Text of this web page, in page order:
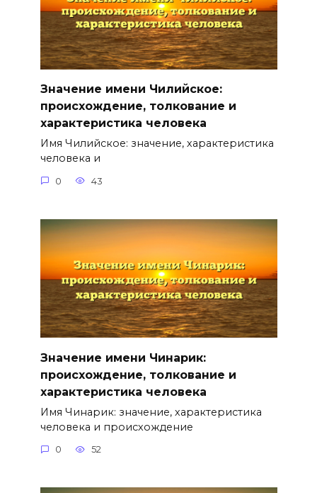
Значение имени Чилийское:
происхождение, толкование и
характеристика человека
Имя Чилийское: значение, характеристика
человека и
0 43
Значение имени Чинарик:
происхождение, толкование и
характеристика человека
Имя Чинарик: значение, характеристика
человека и происхождение
0 52